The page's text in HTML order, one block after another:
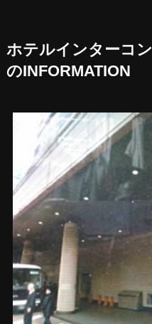
ホテルインターコ
のINFORMATION